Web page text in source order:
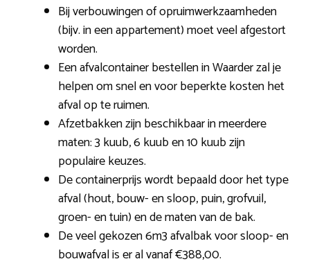
Bij verbouwingen of opruimwerkzaamheden
(bijv. in een appartement) moet veel afgestort
worden.
Een afvalcontainer bestellen in Waarder zal je
helpen om snel en voor beperkte kosten het
afval op te ruimen.
Afzetbakken zijn beschikbaar in meerdere
maten: 3 kuub, 6 kuub en 10 kuub zijn
populaire keuzes.
De containerprijs wordt bepaald door het type
afval (hout, bouw- en sloop, puin, grofvuil,
groen- en tuin) en de maten van de bak.
De veel gekozen 6m3 afvalbak voor sloop- en
bouwafval is er al vanaf €388,00.